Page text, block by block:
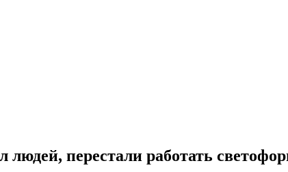
людей, перестали работать